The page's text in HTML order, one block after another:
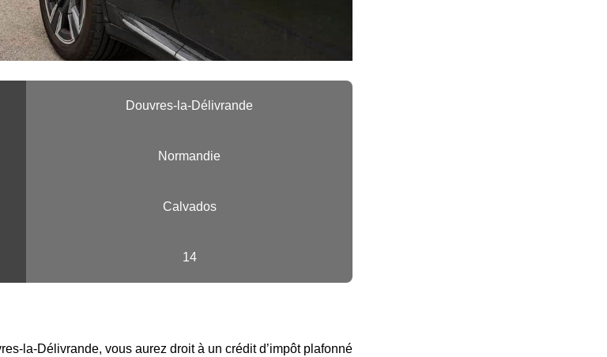
Douvres-la-Délivrande
Normandie
Calvados
14
la-Délivrande, vous aurez droit à un crédit d’impôt plafonné